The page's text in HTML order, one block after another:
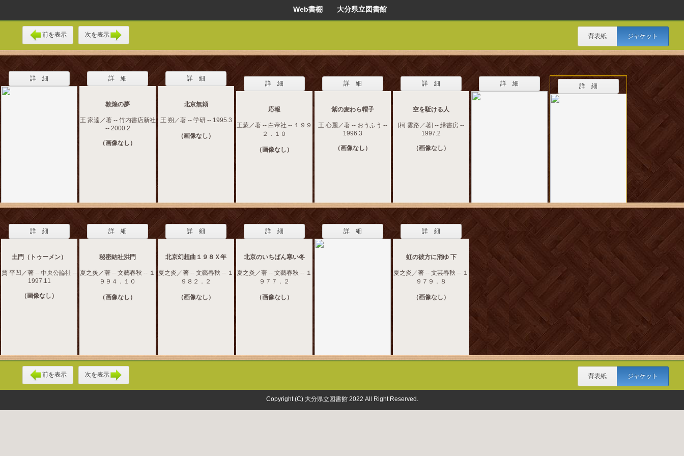
Web書棚 大分県立図書館
前を表示 次を表示 背表紙 ジャケット
詳 細 詳 細
敦煌の夢
王 家達／著 -- 竹内書店新社
-- 2000.2
（画像なし）
詳 細
北京無頼
王 朔／著 -- 学研 -- 1995.3
（画像なし）
詳 細
応報
王蒙／著 -- 白帝社 -- １９９
２．１０
（画像なし）
詳 細
紫の麦わら帽子
王 心麗／著 -- おうふう --
1996.3
（画像なし）
詳 細
空を駈ける人
[柯 雲路／著] -- 緑書房 --
1997.2
（画像なし）
詳 細 詳 細
詳 細
土門（トゥーメン）
賈 平凹／著 -- 中央公論社 --
1997.11
（画像なし）
詳 細
秘密結社洪門
夏之炎／著 -- 文藝春秋 -- １
９９４．１０
（画像なし）
詳 細
北京幻想曲１９８Ｘ年
夏之炎／著 -- 文藝春秋 -- １
９８２．２
（画像なし）
詳 細
北京のいちばん寒い冬
夏之炎／著 -- 文藝春秋 -- １
９７７．２
（画像なし）
詳 細 詳 細
虹の彼方に消ゆ 下
夏之炎／著 -- 文芸春秋 -- １
９７９．８
（画像なし）
前を表示 次を表示 背表紙 ジャケット
Copyright (C) 大分県立図書館 2022 All Right Reserved.